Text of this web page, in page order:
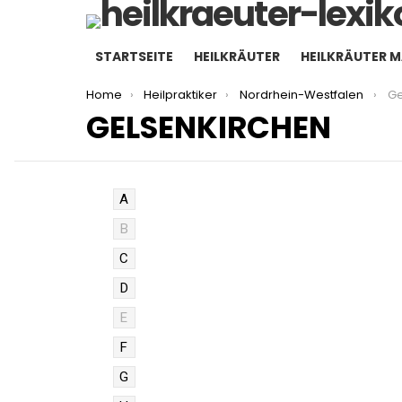
STARTSEITE HEILKRÄUTER HEILKRÄUTER
You are here:
Home Heilpraktiker Nordrhein-Westfalen
GELSENKIRCHEN
A
B
C
D
E
F
G